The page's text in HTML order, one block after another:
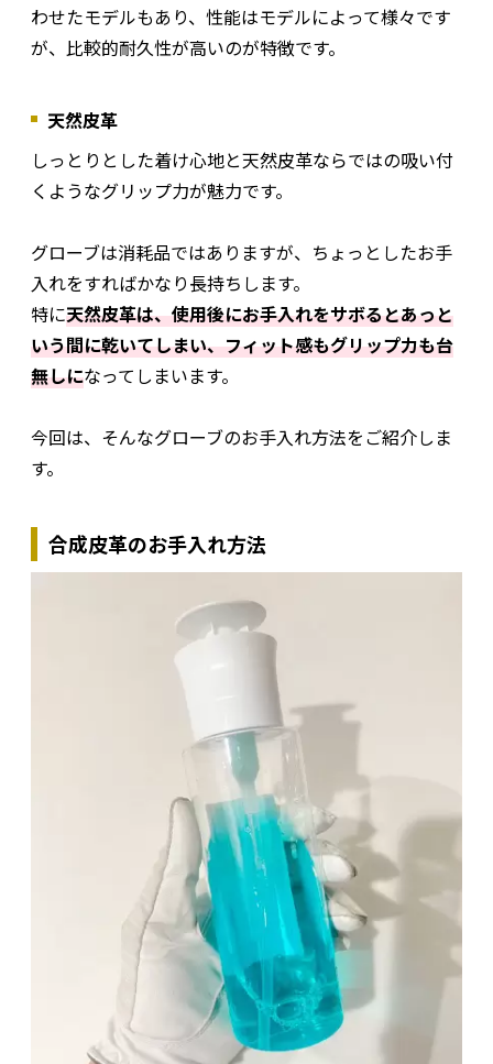
わせたモデルもあり、性能はモデルによって様々です
が、比較的耐久性が高いのが特徴です。
天然皮革
しっとりとした着け心地と天然皮革ならではの吸い付
くようなグリップ力が魅力です。
グローブは消耗品ではありますが、ちょっとしたお手
入れをすればかなり長持ちします。
特に天然皮革は、使用後にお手入れをサボるとあっと
いう間に乾いてしまい、フィット感もグリップ力も台
無しになってしまいます。
今回は、そんなグローブのお手入れ方法をご紹介しま
す。
合成皮革のお手入れ方法